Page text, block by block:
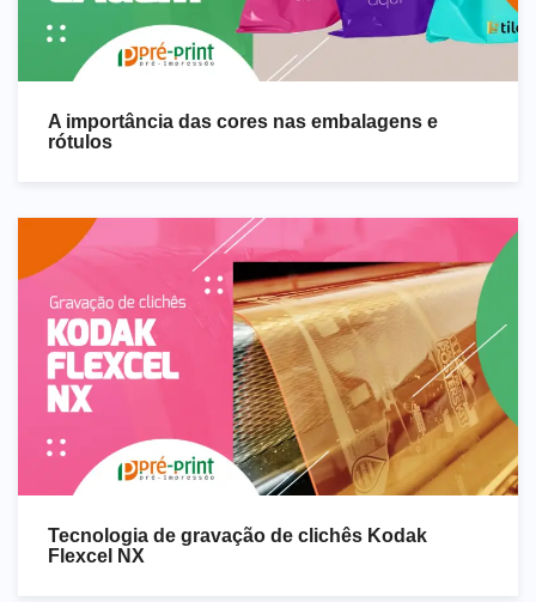
A importância das cores nas embalagens e
rótulos
Tecnologia de gravação de clichês Kodak
Flexcel NX